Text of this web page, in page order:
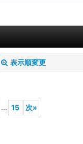
表示順変更
... 15 次»